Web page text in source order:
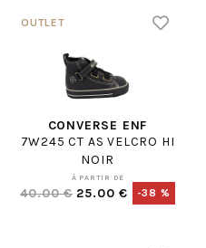
CONVERSE ENF
7W245 CT AS VELCRO HI
NOIR
À PARTIR DE
40.00 € 25.00 € -38 %